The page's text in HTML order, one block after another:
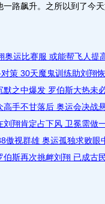
一路飙升。之所以到了
奥运比赛服 或能帮飞人提
策 30天魔鬼训练助刘翔
默之中爆发 罗伯斯大热未
高手不甘落后 奥运会决战
刘翔肯定占下风 卫冕需做
傲视群雄 奥运孤独求败眼
伯斯再次挑衅刘翔 已成古